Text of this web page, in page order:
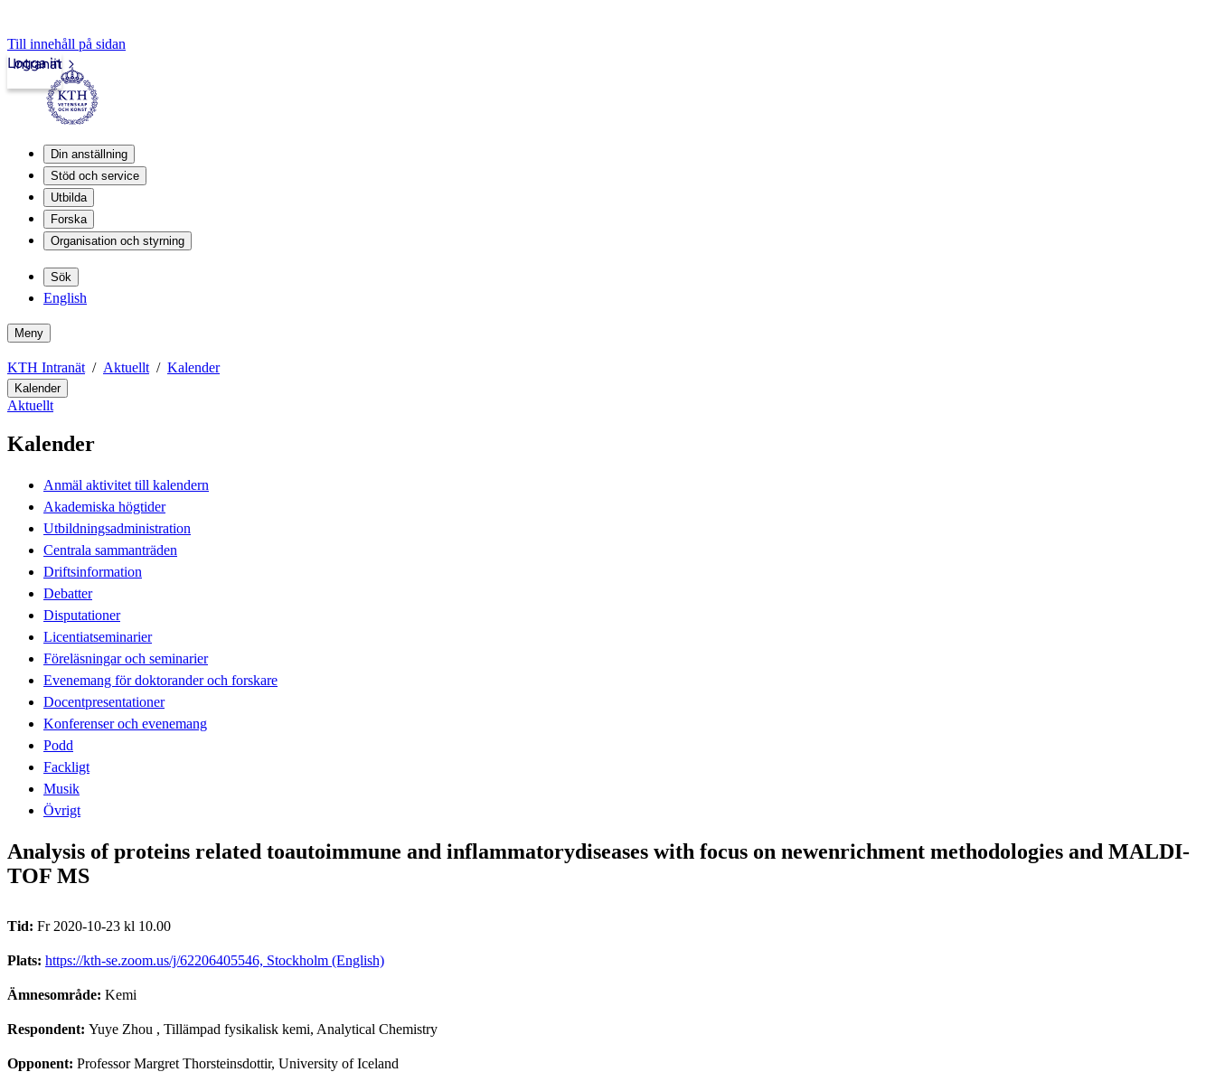
Till innehåll på sidan
Intranät
Logga in
Din anställning
Stöd och service
Utbilda
Forska
Organisation och styrning
Sök
English
Meny
KTH Intranät Aktuellt Kalender
Kalender
Aktuellt
Kalender
Anmäl aktivitet till kalendern
Akademiska högtider
Utbildningsadministration
Centrala sammanträden
Driftsinformation
Debatter
Disputationer
Licentiatseminarier
Föreläsningar och seminarier
Evenemang för doktorander och forskare
Docentpresentationer
Konferenser och evenemang
Podd
Fackligt
Musik
Övrigt
Analysis of proteins related toautoimmune and inflammatorydiseases with focus on newenrichment methodologies and MALDI-
TOF MS
Tid: Fr 2020-10-23 kl 10.00
Plats: https://kth-se.zoom.us/j/62206405546, Stockholm (English)
Ämnesområde: Kemi
Respondent: Yuye Zhou , Tillämpad fysikalisk kemi, Analytical Chemistry
Opponent: Professor Margret Thorsteinsdottir, University of Iceland